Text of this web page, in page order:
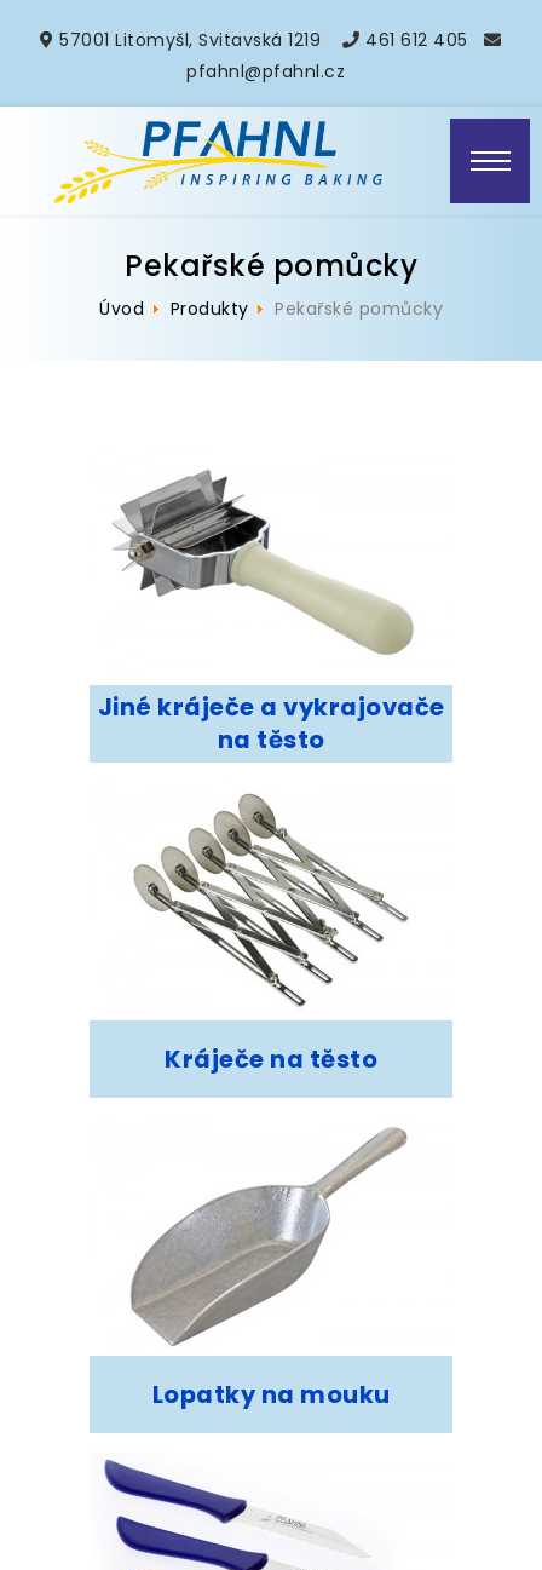
57001 Litomyšl, Svitavská 1219
461 612 405
pfahnl@pfahnl.cz
Pekařské pomůcky
Úvod Produkty Pekařské pomůcky
Jiné kráječe a vykrajovače
na těsto
Kráječe na těsto
Lopatky na mouku